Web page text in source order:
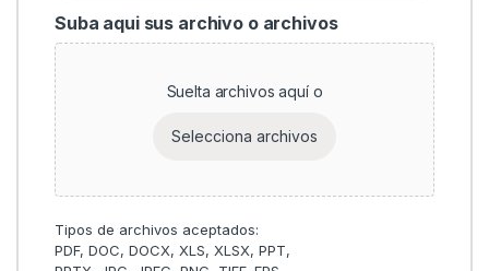
Suba aqui sus archivo o archivos
Suelta archivos aquí o
Selecciona archivos